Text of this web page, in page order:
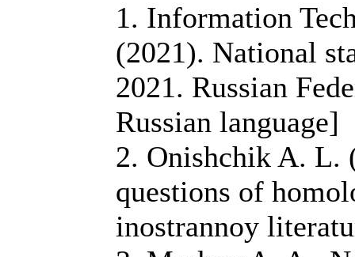
1. Information
(2021). National
2021. Russian
Russian language]
2. Onishchik A. L.
questions of
inostrannoy